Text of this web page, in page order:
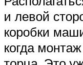
и левой
коробки
когда